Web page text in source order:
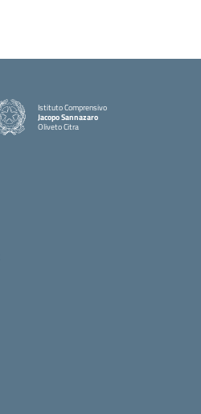
Istituto Comprensivo
Jacopo Sannazaro
Oliveto Citra